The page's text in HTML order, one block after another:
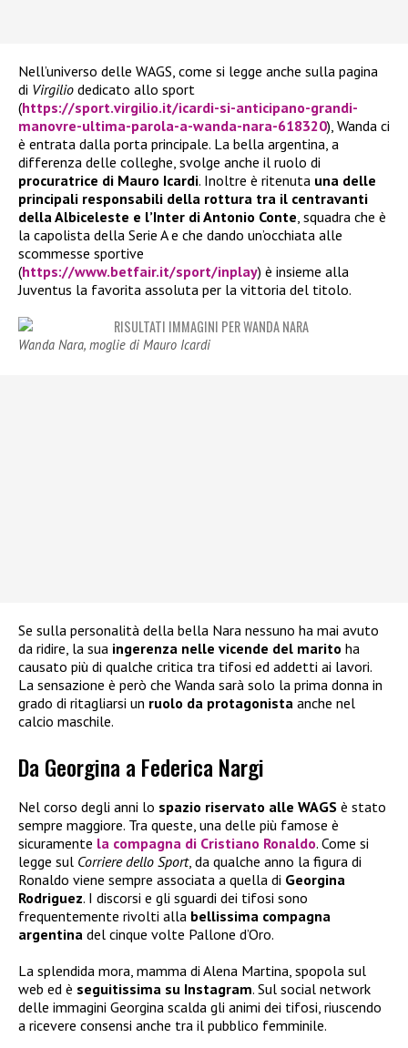
Nell’universo delle WAGS, come si legge anche sulla pagina
di Virgilio dedicato allo sport
(https://sport.virgilio.it/icardi-si-anticipano-grandi-
manovre-ultima-parola-a-wanda-nara-618320), Wanda ci
è entrata dalla porta principale. La bella argentina, a
differenza delle colleghe, svolge anche il ruolo di
procuratrice di Mauro Icardi. Inoltre è ritenuta una delle
principali responsabili della rottura tra il centravanti
della Albiceleste e l’Inter di Antonio Conte , squadra che è
la capolista della Serie A e che dando un’occhiata alle
scommesse sportive
(https://www.betfair.it/sport/inplay) è insieme alla
Juventus la favorita assoluta per la vittoria del titolo.
Wanda Nara, moglie di Mauro Icardi
Se sulla personalità della bella Nara nessuno ha mai avuto
da ridire, la sua ingerenza nelle vicende del marito ha
causato più di qualche critica tra tifosi ed addetti ai lavori.
La sensazione è però che Wanda sarà solo la prima donna in
grado di ritagliarsi un ruolo da protagonista anche nel
calcio maschile.
Da Georgina a Federica Nargi
Nel corso degli anni lo spazio riservato alle WAGS è stato
sempre maggiore. Tra queste, una delle più famose è
sicuramente la compagna di Cristiano Ronaldo. Come si
legge sul Corriere dello Sport, da qualche anno la figura di
Ronaldo viene sempre associata a quella di Georgina
Rodriguez. I discorsi e gli sguardi dei tifosi sono
frequentemente rivolti alla bellissima compagna
argentina del cinque volte Pallone d’Oro.
La splendida mora, mamma di Alena Martina, spopola sul
web ed è seguitissima su Instagram. Sul social network
delle immagini Georgina scalda gli animi dei tifosi, riuscendo
a ricevere consensi anche tra il pubblico femminile.